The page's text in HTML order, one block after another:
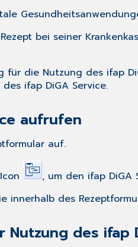
bei seiner
für die Nutzung des ifap
ifap DiGA Service.
aufrufen
auf.
, um den ifap DiGA
innerhalb des
Nutzung des ifap